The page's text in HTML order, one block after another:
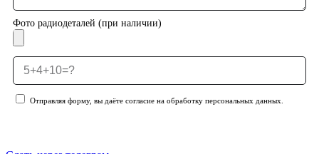
Фото радиодеталей (при наличии)
Отправляя форму, вы даёте согласие на обработку персональных данных.